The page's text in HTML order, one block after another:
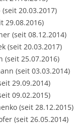
20.03.2017)
29.08.2016)
(seit 08.12.2014)
(seit 20.03.2017)
(seit 25.07.2016)
(seit 03.03.2014)
29.09.2014)
09.02.2015)
(seit 28.12.2015)
(seit 26.05.2014)